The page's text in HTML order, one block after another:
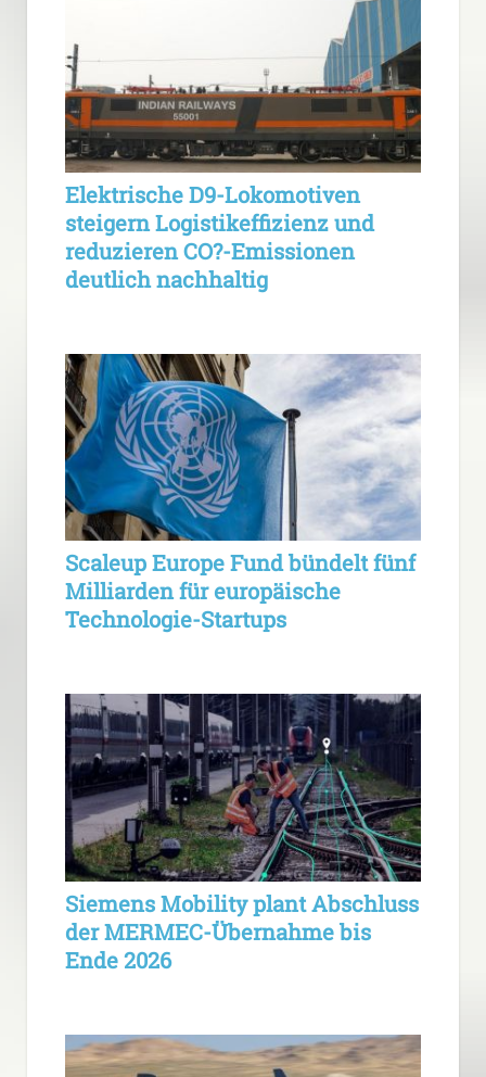
Elektrische D9-Lokomotiven
steigern Logistikeffizienz und
reduzieren CO?-Emissionen
deutlich nachhaltig
Scaleup Europe Fund bündelt fünf
Milliarden für europäische
Technologie-Startups
Siemens Mobility plant Abschluss
der MERMEC-Übernahme bis
Ende 2026